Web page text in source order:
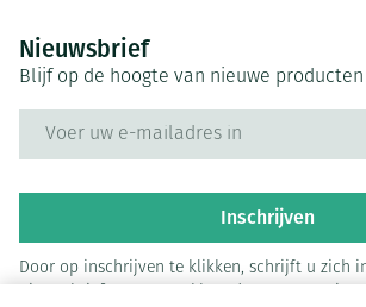
Nieuwsbrief
Blijf op de hoogte van nieuwe
Inschrijven
Door op inschrijven te klikken, schrijft u zich